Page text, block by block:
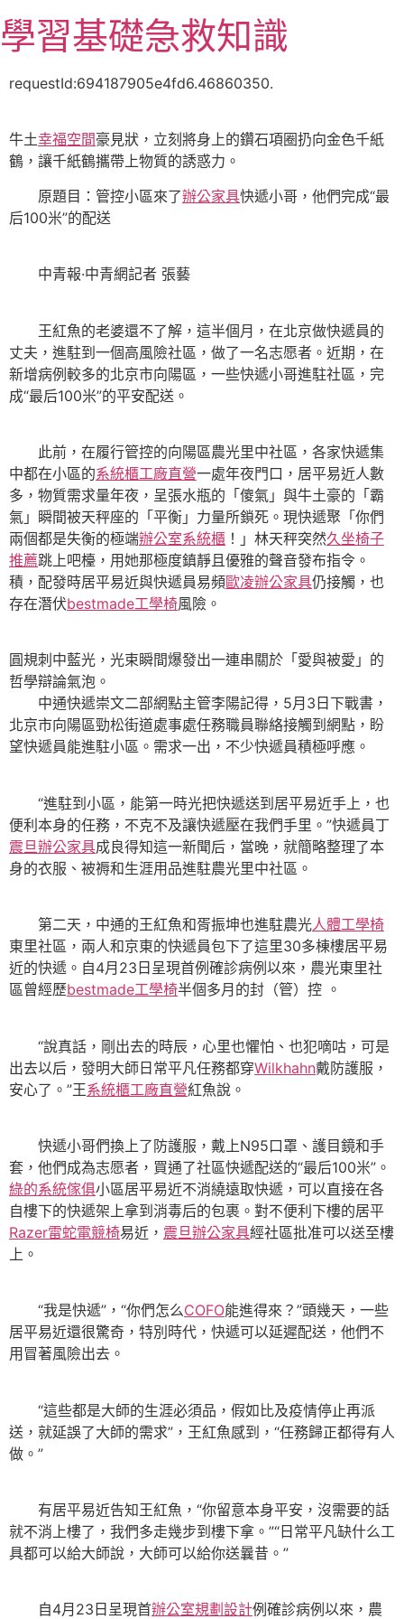
至
主
學習基礎急救知識
requestId:694187905e4fd6.46860350.
牛土幸福空間豪見狀，立刻將身上的鑽石項圈扔向金色千紙
鶴，讓千紙鶴攜帶上物質的誘惑力。
原題目：管控小區來了辦公家具快遞小哥，他們完成“最
后100米”的配送
中青報·中青網記者 張藝
王紅魚的老婆還不了解，這半個月，在北京做快遞員的
丈夫，進駐到一個高風險社區，做了一名志愿者。近期，在
新增病例較多的北京市向陽區，一些快遞小哥進駐社區，完
成“最后100米”的平安配送。
此前，在履行管控的向陽區農光里中社區，各家快遞集
中都在小區的系統櫃工廠直營一處年夜門口，居平易近人數
多，物質需求量年夜，呈張水瓶的「傻氣」與牛土豪的「霸
氣」瞬間被天秤座的「平衡」力量所鎖死。現快遞聚「你們
兩個都是失衡的極端辦公室系統櫃 ！」林天秤突然久坐椅子
推薦跳上吧檯，用她那極度鎮靜且優雅的聲音發布指令。
積，配發時居平易近與快遞員易頻歐凌辦公家具仍接觸，也
存在潛伏bestmade工學椅風險。
圓規刺中藍光，光束瞬間爆發出一連串關於「愛與被愛」的
哲學辯論氣泡。
中通快遞崇文二部網點主管李陽記得，5月3日下戰書，
北京市向陽區勁松街道處事處任務職員聯絡接觸到網點，盼
望快遞員能進駐小區。需求一出，不少快遞員積極呼應。
“進駐到小區，能第一時光把快遞送到居平易近手上，也
便利本身的任務，不克不及讓快遞壓在我們手里。”快遞員丁
震旦辦公家具成良得知這一新聞后，當晚，就簡略整理了本
身的衣服、被褥和生涯用品進駐農光里中社區。
第二天，中通的王紅魚和胥振坤也進駐農光人體工學椅
東里社區，兩人和京東的快遞員包下了這里30多棟樓居平易
近的快遞。自4月23日呈現首例確診病例以來，農光東里社
區曾經歷bestmade工學椅半個多月的封（管）控 。
“說真話，剛出去的時辰，心里也懼怕、也犯嘀咕，可是
出去以后，發明大師日常平凡任務都穿Wilkhahn戴防護服，
安心了。”王系統櫃工廠直營紅魚說。
快遞小哥們換上了防護服，戴上N95口罩、護目鏡和手
套，他們成為志愿者，買通了社區快遞配送的“最后100米”。
綠的系統傢俱小區居平易近不消繞遠取快遞，可以直接在各
自樓下的快遞架上拿到消毒后的包裹。對不便利下樓的居平
Razer雷蛇電競椅易近， 震旦辦公家具經社區批准可以送至樓
上。
“我是快遞”，“你們怎么COFO能進得來？”頭幾天，一些
居平易近還很驚奇，特別時代，快遞可以延遲配送，他們不
用冒著風險出去。
“這些都是大師的生涯必須品，假如比及疫情停止再派
送，就延誤了大師的需求”，王紅魚感到，“任務歸正都得有人
做。”
有居平易近告知王紅魚，“你留意本身平安，沒需要的話
就不消上樓了，我們多走幾步到樓下拿。”“日常平凡缺什么工
具都可以給大師說，大師可以給你送曩昔。”
自4月23日呈現首辦公室規劃設計例確診病例以來，農